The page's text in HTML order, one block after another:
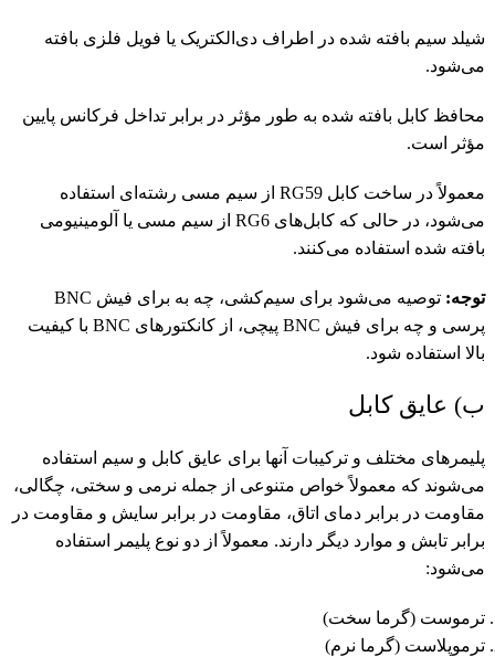
شیلد سیم بافته شده در اطراف دی‌الکتریک یا فویل فلزی بافته
می‌شود.
محافظ کابل بافته شده به طور مؤثر در برابر تداخل فرکانس پایین
مؤثر است.
معمولاً در ساخت کابل RG59 از سیم مسی رشته‌ای استفاده
می‌شود، در حالی که کابل‌های RG6 از سیم مسی یا آلومینیومی
بافته شده استفاده می‌کنند.
توجه:
توصیه می‌شود برای سیم‌کشی، چه به برای فیش BNC
پرسی و چه برای فیش BNC پیچی، از کانکتورهای BNC با کیفیت
بالا استفاده شود.
ب) عایق کابل
پلیمرهای مختلف و ترکیبات آنها برای عایق کابل و سیم استفاده
می‌شوند که معمولاً خواص متنوعی از جمله نرمی و سختی، چگالی،
مقاومت در برابر دمای اتاق، مقاومت در برابر سایش و مقاومت در
برابر تابش و موارد دیگر دارند. معمولاً از دو نوع پلیمر استفاده
می‌شود:
ترموست (گرما سخت)
ترموپلاست (گرما نرم)